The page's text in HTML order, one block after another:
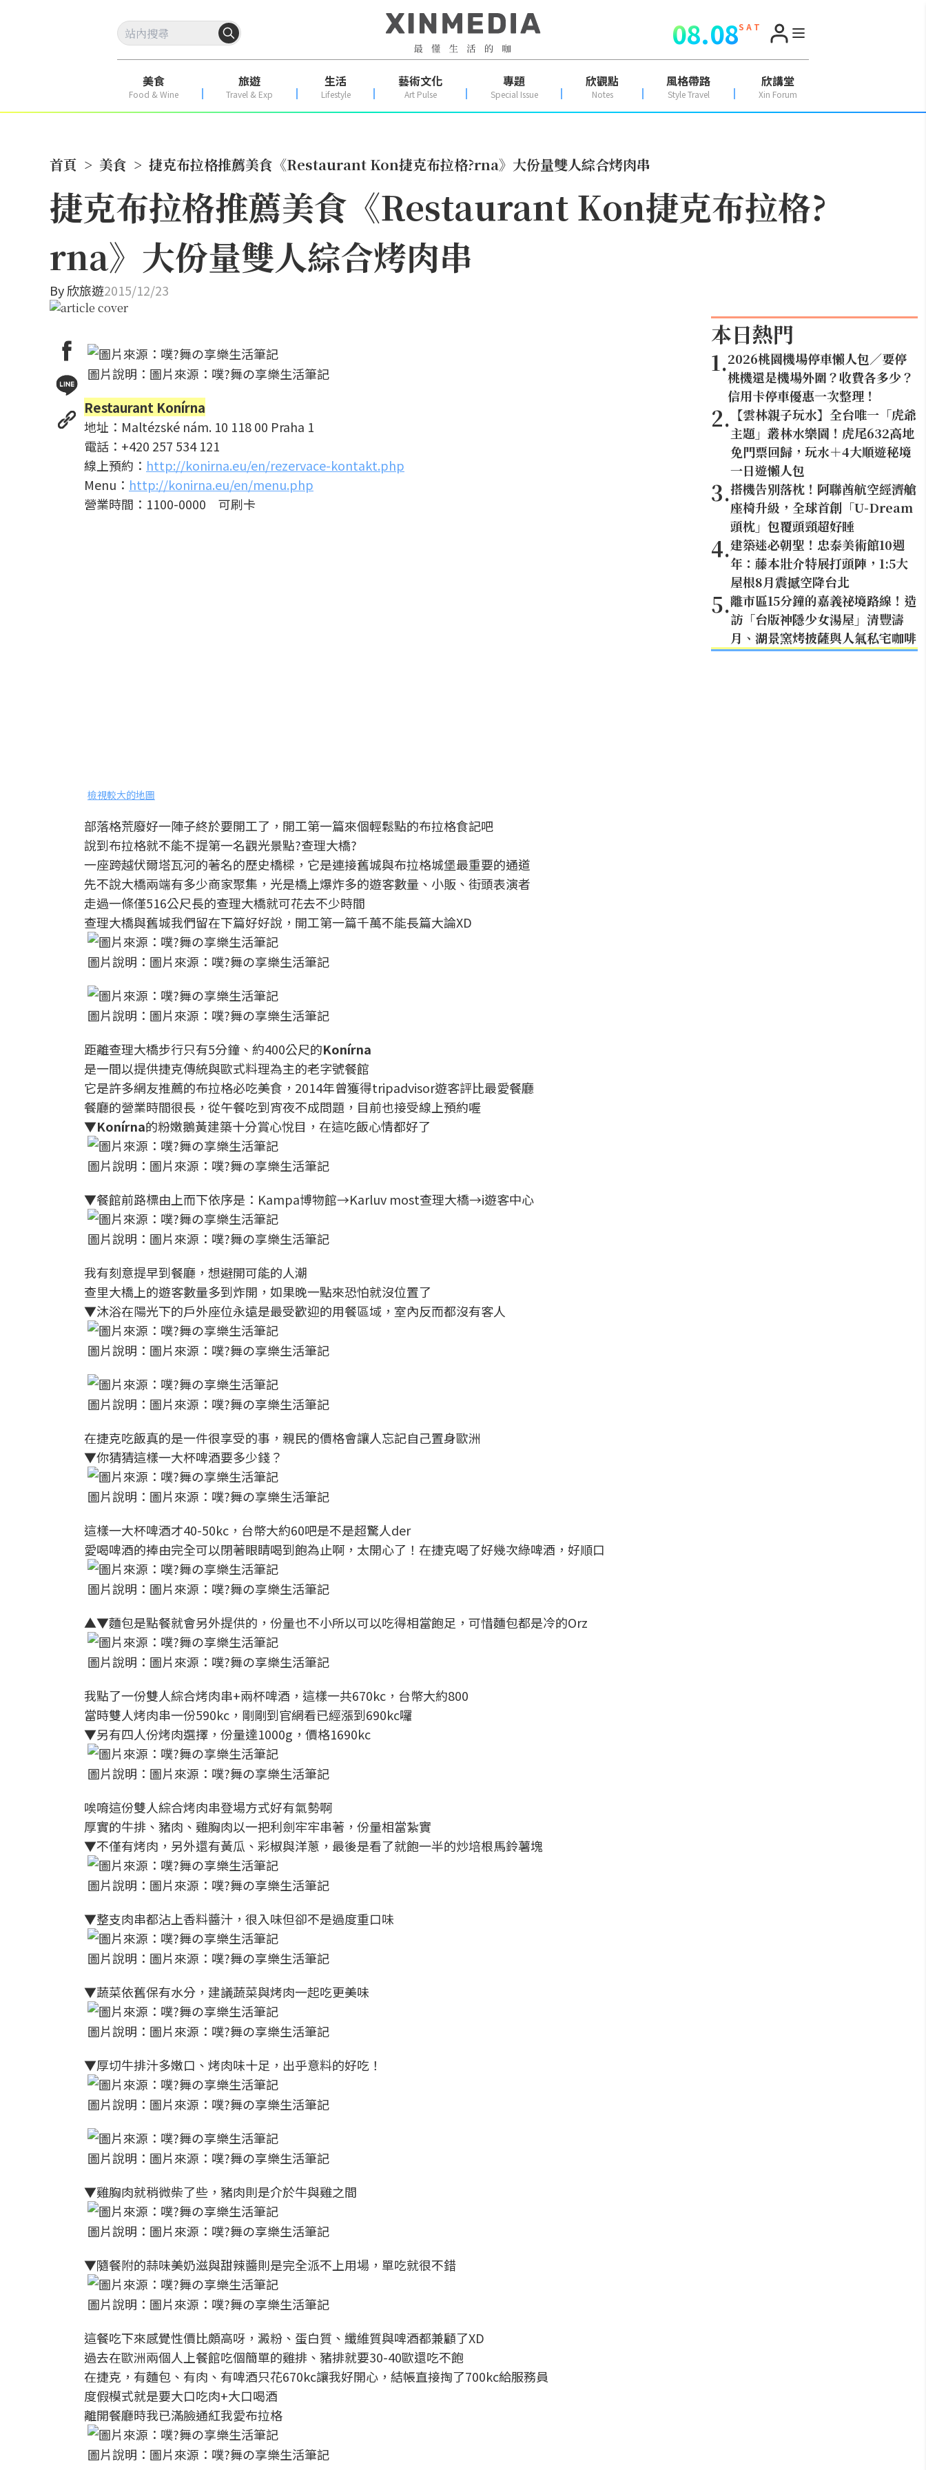
08.08S A T
美食
Food & Wine
旅遊
Travel & Exp
生活
Lifestyle
藝術文化
Art Pulse
專題
Special Issue
欣觀點
Notes
風格帶路
Style Travel
欣講堂
Xin Forum
首頁 > 美食 > 捷克布拉格推薦美食《Restaurant Kon捷克布拉格?rna》大份量雙人綜合烤肉串
捷克布拉格推薦美食《Restaurant Kon捷克布拉格?
rna》大份量雙人綜合烤肉串
By欣旅遊2015/12/23
圖片說明：圖片來源：噗?舞の享樂生活筆記
Restaurant Konírna
地址：Maltézské nám. 10 118 00 Praha 1
電話：+420 257 534 121
線上預約： http://konirna.eu/en/rezervace-kontakt.php
Menu： http://konirna.eu/en/menu.php
營業時間：1100-0000 可刷卡
檢視較大的地圖
部落格荒廢好一陣子終於要開工了，開工第一篇來個輕鬆點的布拉格食記吧
說到布拉格就不能不提第一名觀光景點?查理大橋?
一座跨越伏爾塔瓦河的著名的歷史橋樑，它是連接舊城與布拉格城堡最重要的通道
先不說大橋兩端有多少商家聚集，光是橋上爆炸多的遊客數量、小販、街頭表演者
走過一條僅516公尺長的查理大橋就可花去不少時間
查理大橋與舊城我們留在下篇好好說，開工第一篇千萬不能長篇大論XD
圖片說明：圖片來源：噗?舞の享樂生活筆記
圖片說明：圖片來源：噗?舞の享樂生活筆記
距離查理大橋步行只有5分鐘、約400公尺的Konírna
是一間以提供捷克傳統與歐式料理為主的老字號餐館
它是許多網友推薦的布拉格必吃美食，2014年曾獲得tripadvisor遊客評比最愛餐廳
餐廳的營業時間很長，從午餐吃到宵夜不成問題，目前也接受線上預約喔
▼Konírna的粉嫩鵝黃建築十分賞心悅目，在這吃飯心情都好了
圖片說明：圖片來源：噗?舞の享樂生活筆記
▼餐館前路標由上而下依序是：Kampa博物館→Karluv most查理大橋→i遊客中心
圖片說明：圖片來源：噗?舞の享樂生活筆記
我有刻意提早到餐廳，想避開可能的人潮
查里大橋上的遊客數量多到炸開，如果晚一點來恐怕就沒位置了
▼沐浴在陽光下的戶外座位永遠是最受歡迎的用餐區域，室內反而都沒有客人
圖片說明：圖片來源：噗?舞の享樂生活筆記
圖片說明：圖片來源：噗?舞の享樂生活筆記
在捷克吃飯真的是一件很享受的事，親民的價格會讓人忘記自己置身歐洲
▼你猜猜這樣一大杯啤酒要多少錢？
圖片說明：圖片來源：噗?舞の享樂生活筆記
這樣一大杯啤酒才40-50kc，台幣大約60吧是不是超驚人der
愛喝啤酒的捧由完全可以閉著眼睛喝到飽為止啊，太開心了！在捷克喝了好幾次綠啤酒，好順口
圖片說明：圖片來源：噗?舞の享樂生活筆記
▲▼麵包是點餐就會另外提供的，份量也不小所以可以吃得相當飽足，可惜麵包都是冷的Orz
圖片說明：圖片來源：噗?舞の享樂生活筆記
我點了一份雙人綜合烤肉串+兩杯啤酒，這樣一共670kc，台幣大約800
當時雙人烤肉串一份590kc，剛剛到官網看已經漲到690kc囉
▼另有四人份烤肉選擇，份量達1000g，價格1690kc
圖片說明：圖片來源：噗?舞の享樂生活筆記
唉唷這份雙人綜合烤肉串登場方式好有氣勢啊
厚實的牛排、豬肉、雞胸肉以一把利劍牢牢串著，份量相當紮實
▼不僅有烤肉，另外還有黃瓜、彩椒與洋蔥，最後是看了就飽一半的炒培根馬鈴薯塊
圖片說明：圖片來源：噗?舞の享樂生活筆記
▼整支肉串都沾上香料醬汁，很入味但卻不是過度重口味
圖片說明：圖片來源：噗?舞の享樂生活筆記
▼蔬菜依舊保有水分，建議蔬菜與烤肉一起吃更美味
圖片說明：圖片來源：噗?舞の享樂生活筆記
▼厚切牛排汁多嫩口、烤肉味十足，出乎意料的好吃！
圖片說明：圖片來源：噗?舞の享樂生活筆記
圖片說明：圖片來源：噗?舞の享樂生活筆記
▼雞胸肉就稍微柴了些，豬肉則是介於牛與雞之間
圖片說明：圖片來源：噗?舞の享樂生活筆記
▼隨餐附的蒜味美奶滋與甜辣醬則是完全派不上用場，單吃就很不錯
圖片說明：圖片來源：噗?舞の享樂生活筆記
這餐吃下來感覺性價比頗高呀，澱粉、蛋白質、纖維質與啤酒都兼顧了XD
過去在歐洲兩個人上餐館吃個簡單的雞排、豬排就要30-40歐還吃不飽
在捷克，有麵包、有肉、有啤酒只花670kc讓我好開心，結帳直接掏了700kc給服務員
度假模式就是要大口吃肉+大口喝酒
離開餐廳時我已滿臉通紅我愛布拉格
圖片說明：圖片來源：噗?舞の享樂生活筆記
本日熱門
1.2026桃園機場停車懶人包／要停
桃機還是機場外圍？收費各多少？
信用卡停車優惠一次整理！
2. 【雲林親子玩水】全台唯一「虎爺
主題」叢林水樂園！虎尾632高地
免門票回歸，玩水＋4大順遊秘境
一日遊懶人包
3.搭機告別落枕！阿聯酋航空經濟艙
座椅升級，全球首創「U-Dream
頭枕」包覆頭頸超好睡
4.建築迷必朝聖！忠泰美術館10週
年：藤本壯介特展打頭陣，1:5大
屋根8月震撼空降台北
5.離市區15分鐘的嘉義祕境路線！造
訪「台版神隱少女湯屋」清豐濤
月、湖景窯烤披薩與人氣私宅咖啡